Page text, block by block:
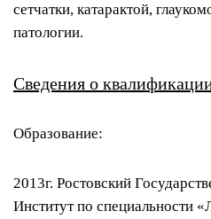
Заголовки
сетчатки, катарактой,
патологии.
Сведения о
Образование:
2013г. Ростовский
Институт по специальности